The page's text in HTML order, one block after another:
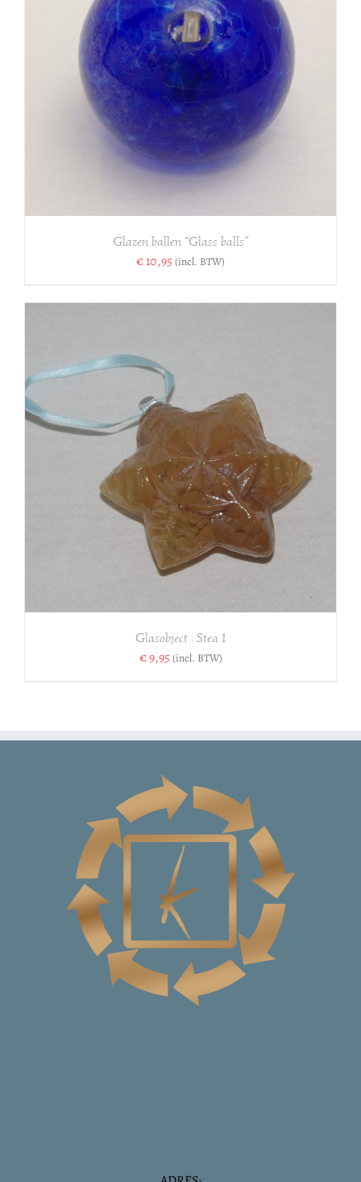
Glazen ballen “Glass balls”
€10,95 (incl. BTW)
Glasobject : Stea 1
€9,95 (incl. BTW)